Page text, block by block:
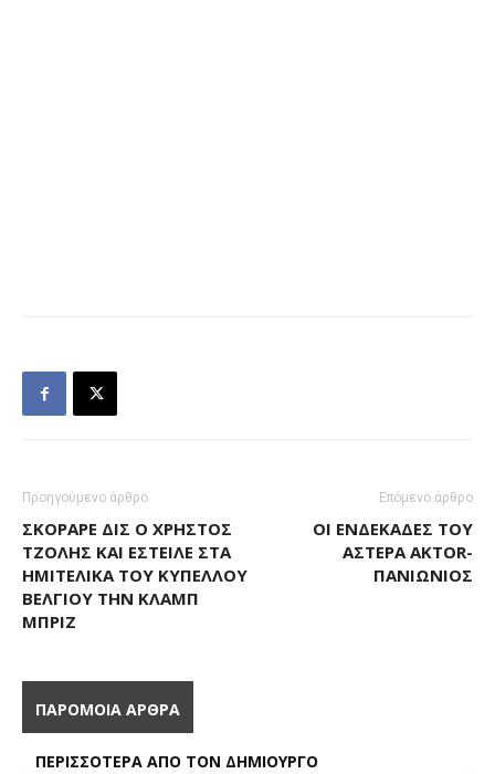
Προηγούμενο άρθρο
ΣΚΌΡΑΡΕ ΔΙΣ Ο ΧΡΉΣΤΟΣ
ΤΖΌΛΗΣ ΚΑΙ ΈΣΤΕΙΛΕ ΣΤΑ
ΗΜΙΤΕΛΙΚΆ ΤΟΥ ΚΥΠΈΛΛΟΥ
ΒΕΛΓΊΟΥ ΤΗΝ ΚΛΑΜΠ
ΜΠΡΙΖ
Επόμενο άρθρο
ΟΙ ΕΝΔΕΚΆΔΕΣ ΤΟΥ
ΑΣΤΈΡΑ AKTOR-
ΠΑΝΙΏΝΙΟΣ
ΠΑΡΟΜΟΙΑ ΑΡΘΡΑ
ΠΕΡΙΣΣΟΤΕΡΑ ΑΠΟ ΤΟΝ ΔΗΜΙΟΥΡΓΟ